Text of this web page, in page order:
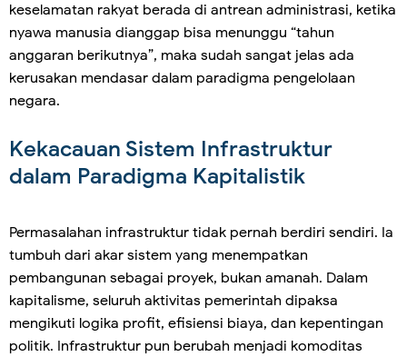
keselamatan rakyat berada di antrean administrasi, ketika
nyawa manusia dianggap bisa menunggu “tahun
anggaran berikutnya”, maka sudah sangat jelas ada
kerusakan mendasar dalam paradigma pengelolaan
negara.
Kekacauan Sistem Infrastruktur
dalam Paradigma Kapitalistik
Permasalahan infrastruktur tidak pernah berdiri sendiri. Ia
tumbuh dari akar sistem yang menempatkan
pembangunan sebagai proyek, bukan amanah. Dalam
kapitalisme, seluruh aktivitas pemerintah dipaksa
mengikuti logika profit, efisiensi biaya, dan kepentingan
politik. Infrastruktur pun berubah menjadi komoditas